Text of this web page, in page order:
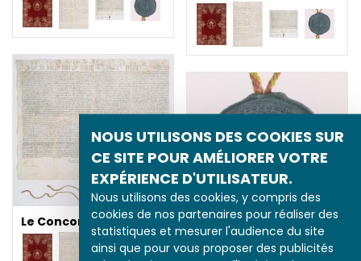
NOUS UTILISONS DES COOKIES SUR
CE SITE POUR AMÉLIORER VOTRE
EXPÉRIENCE D'UTILISATEUR.
Nous utilisons des cookies, y compris des
cookies de nos partenaires pour réaliser des
statistiques et mesurer l'audience du site
ainsi que pour vous proposer des publicités
Le Concordat de 1801
Le Concordat de 1801